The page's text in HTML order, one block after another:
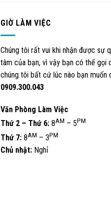
GIỜ LÀM VIỆC
Chúng tôi rất vui khi nhận được sự
tâm của bạn, vì vậy bạn có thể gọi
chúng tôi bất cứ lúc nào bạn muốn
0909.300.043
Văn Phòng Làm Việc
Thứ 2 – Thứ 6: 8AM – 5PM
Thứ 7: 8AM – 3PM
Chủ nhật: Nghỉ